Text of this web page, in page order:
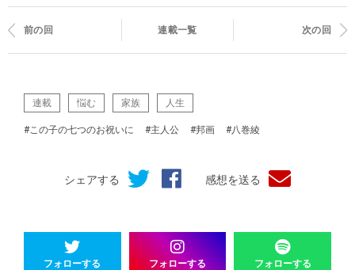
フォローする フォローする フォローする
前の回 連載一覧 次の回
連載 悩む 家族 人生
#この子の七つのお祝いに #主人公 #邦画 #八巻綾
シェアする 感想を送る